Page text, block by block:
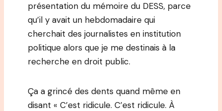
présentation du mémoire du DESS, parce
qu’il y avait un hebdomadaire qui
cherchait des journalistes en institution
politique alors que je me destinais à la
recherche en droit public.
Ça a grincé des dents quand même en
disant « C’est ridicule. C’est ridicule. À